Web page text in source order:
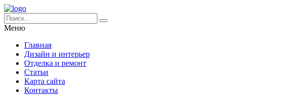
Меню
Главная
Дизайн и интерьер
Отделка и ремонт
Статьи
Карта сайта
Контакты